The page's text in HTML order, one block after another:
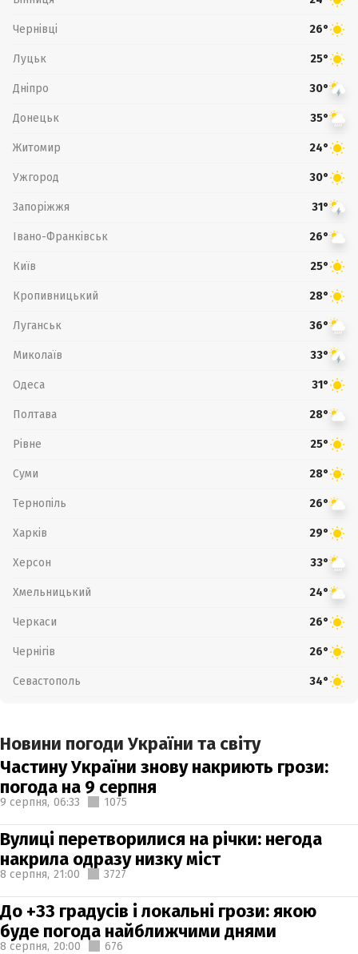
Чернівці 26°
Луцьк 25°
Дніпро 30°
Донецьк 35°
Житомир 24°
Ужгород 30°
Запоріжжя 31°
Івано-Франківськ 26°
Київ 25°
Кропивницький 28°
Луганськ 36°
Миколаїв 33°
Одеса 31°
Полтава 28°
Рівне 25°
Суми 28°
Тернопіль 26°
Харків 29°
Херсон 33°
Хмельницький 24°
Черкаси 26°
Чернігів 26°
Севастополь 34°
Новини погоди України та світу
Частину України знову накриють грози:
погода на 9 серпня
9 серпня, 06:33 1075
Вулиці перетворилися на річки: негода
накрила одразу низку міст
8 серпня, 21:00 3727
До +33 градусів і локальні грози: якою
буде погода найближчими днями
8 серпня, 20:00 676